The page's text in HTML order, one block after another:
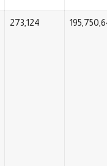
273,124